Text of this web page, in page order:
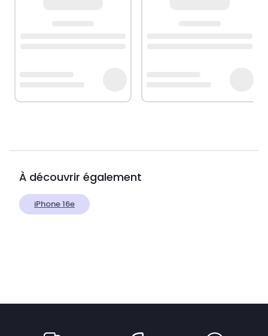
À découvrir également
iPhone 16e